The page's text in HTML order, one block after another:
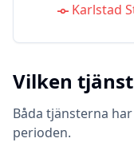
Karlstad
Vilken
Båda tjänsterna
perioden.